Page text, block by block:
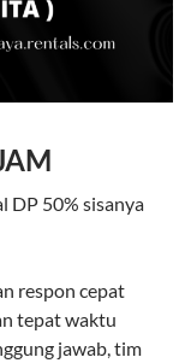
DP 50% sisanya
respon cepat
tepat waktu
jawab, tim